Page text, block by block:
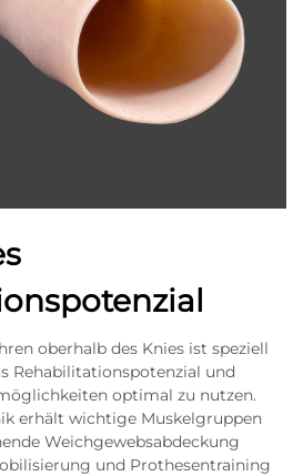
oberhalb des Knies ist speziell
Rehabilitationspotenzial und
optimal zu nutzen.
erhält wichtige Muskelgruppen
Weichgewebsabdeckung
und Prothesentraining